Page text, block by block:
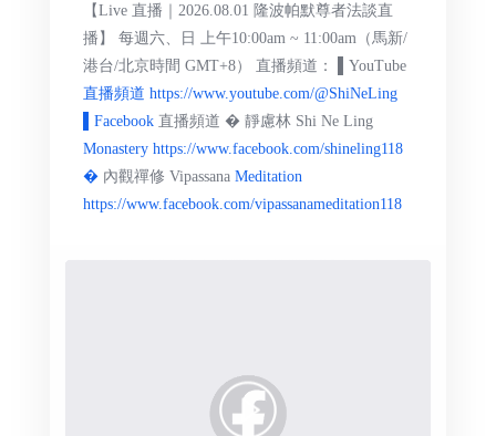
【Live 直播｜2026.08.01 隆波帕默尊者法談直
播】 每週六、日 上午10:00am ~ 11:00am（馬新/
港台/北京時間 GMT+8） 直播頻道： ▌YouTube
直播頻道 https://www.youtube.com/@ShiNeLing
▌Facebook 直播頻道 � 靜慮林 Shi Ne Ling
Monastery https://www.facebook.com/shineling118
� 內觀禪修 Vipassana Meditation
https://www.facebook.com/vipassanameditation118